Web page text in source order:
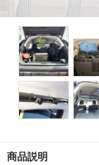
商品説明